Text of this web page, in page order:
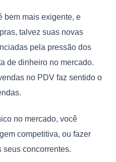
bem mais exigente, e
talvez suas novas
pela pressão dos
de dinheiro no mercado.
no PDV faz sentido o
no mercado, você
competitiva, ou fazer
seus concorrentes.